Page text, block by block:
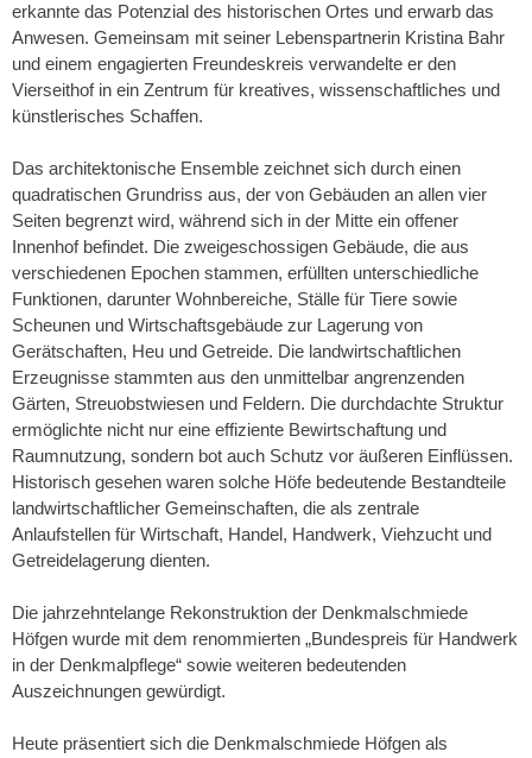
erkannte das Potenzial des historischen Ortes und erwarb das
Anwesen. Gemeinsam mit seiner Lebenspartnerin Kristina Bahr
und einem engagierten Freundeskreis verwandelte er den
Vierseithof in ein Zentrum für kreatives, wissenschaftliches und
künstlerisches Schaffen.
Das architektonische Ensemble zeichnet sich durch einen
quadratischen Grundriss aus, der von Gebäuden an allen vier
Seiten begrenzt wird, während sich in der Mitte ein offener
Innenhof befindet. Die zweigeschossigen Gebäude, die aus
verschiedenen Epochen stammen, erfüllten unterschiedliche
Funktionen, darunter Wohnbereiche, Ställe für Tiere sowie
Scheunen und Wirtschaftsgebäude zur Lagerung von
Gerätschaften, Heu und Getreide. Die landwirtschaftlichen
Erzeugnisse stammten aus den unmittelbar angrenzenden
Gärten, Streuobstwiesen und Feldern. Die durchdachte Struktur
ermöglichte nicht nur eine effiziente Bewirtschaftung und
Raumnutzung, sondern bot auch Schutz vor äußeren Einflüssen.
Historisch gesehen waren solche Höfe bedeutende Bestandteile
landwirtschaftlicher Gemeinschaften, die als zentrale
Anlaufstellen für Wirtschaft, Handel, Handwerk, Viehzucht und
Getreidelagerung dienten.
Die jahrzehntelange Rekonstruktion der Denkmalschmiede
Höfgen wurde mit dem renommierten „Bundespreis für Handwerk
in der Denkmalpflege“ sowie weiteren bedeutenden
Auszeichnungen gewürdigt.
Heute präsentiert sich die Denkmalschmiede Höfgen als